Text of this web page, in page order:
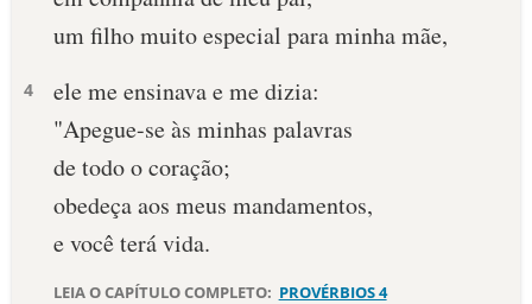
SALMO DO DIA
DEVOCIONAL DIÁRIO
10 MANDAMENTOS
ESTUDOS BÍBLICOS
um filho muito especial para minha mãe,
4
ele me ensinava e me dizia:
"Apegue-se às minhas palavras
de todo o coração;
obedeça aos meus mandamentos,
e você terá vida.
LEIA O CAPÍTULO COMPLETO: PROVÉRBIOS 4